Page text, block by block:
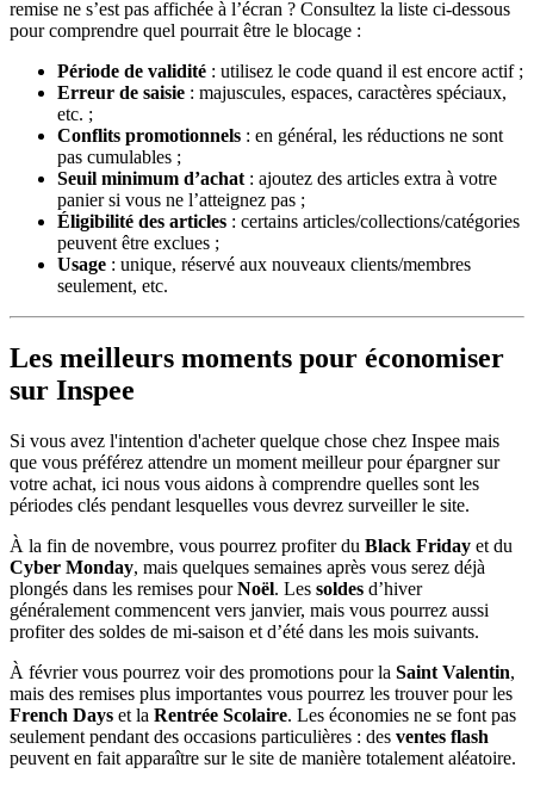
remise ne s’est pas affichée à l’écran ? Consultez la liste ci-dessous
pour comprendre quel pourrait être le blocage :
Période de validité : utilisez le code quand il est encore actif ;
Erreur de saisie : majuscules, espaces, caractères spéciaux,
etc. ;
Conflits promotionnels : en général, les réductions ne sont
pas cumulables ;
Seuil minimum d’achat : ajoutez des articles extra à votre
panier si vous ne l’atteignez pas ;
Éligibilité des articles : certains articles/collections/catégories
peuvent être exclues ;
Usage : unique, réservé aux nouveaux clients/membres
seulement, etc.
Les meilleurs moments pour économiser
sur Inspee
Si vous avez l'intention d'acheter quelque chose chez Inspee mais
que vous préférez attendre un moment meilleur pour épargner sur
votre achat, ici nous vous aidons à comprendre quelles sont les
périodes clés pendant lesquelles vous devrez surveiller le site.
À la fin de novembre, vous pourrez profiter du Black Friday et du
Cyber Monday, mais quelques semaines après vous serez déjà
plongés dans les remises pourNoël. Les soldes d’hiver
généralement commencent vers janvier, mais vous pourrez aussi
profiter des soldes de mi-saison et d’été dans les mois suivants.
À février vous pourrez voir des promotions pour la Saint Valentin,
mais des remises plus importantes vous pourrez les trouver pour les
French Days et la Rentrée Scolaire. Les économies ne se font pas
seulement pendant des occasions particulières : des ventes flash
peuvent en fait apparaître sur le site de manière totalement aléatoire.